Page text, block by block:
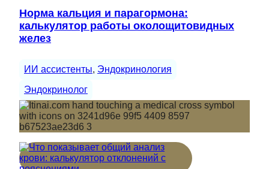
Норма кальция и парагормона:
калькулятор работы околощитовидных
желез
ИИ ассистенты, Эндокринология
Эндокринолог